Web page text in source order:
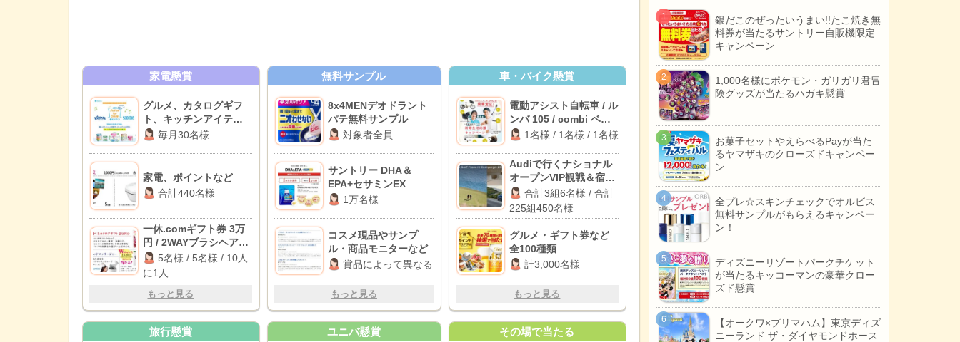
家電懸賞
グルメ、カタログギフ
ト、キッチンアイテム
など毎月30名様
家電、ポイントなど
合計440名様
一休.comギフト券 3万
円 / 2WAYブラシヘアア
イロン / カラートリート
メント
5名様 / 5名様 / 10人
に1人
もっと見る
無料サンプル
8x4MENデオドラント
パテ無料サンプル
対象者全員
サントリー DHA＆
EPA+セサミンEX
1万名様
コスメ現品やサンプ
ル・商品モニターなど
賞品によって異なる
もっと見る
車・バイク懸賞
電動アシスト自転車 / ル
ンバ 105 / combi ベビ
ーラック
1名様 / 1名様 / 1名様
Audiで行くナショナル
オープンVIP観戦＆宿泊
体験 / JGA主催ナショナ
ルオープン一般観戦チ
ケット
合計3組6名様 / 合計
225組450名様
グルメ・ギフト券など
全100種類
計3,000名様
もっと見る
旅行懸賞 ユニバ懸賞 その場で当たる
銀だこのぜったいうまい!!たこ焼き無
料券が当たるサントリー自販機限定
キャンペーン
1,000名様にポケモン・ガリガリ君冒
険グッズが当たるハガキ懸賞
お菓子セットやえらべるPayが当た
るヤマザキのクローズドキャンペー
ン
全プレ☆スキンチェックでオルビス
無料サンプルがもらえるキャンペー
ン！
ディズニーリゾートパークチケット
が当たるキッコーマンの豪華クロー
ズド懸賞
【オークワ×プリマハム】東京ディズ
ニーランド ザ・ダイヤモンドホース